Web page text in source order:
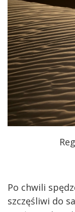
Po chwili
szczęśliwi do